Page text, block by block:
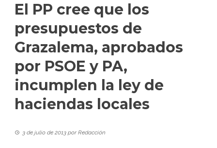
El PP cree que los
presupuestos de
Grazalema, aprobados
por PSOE y PA,
incumplen la ley de
haciendas locales
3 de julio de 2013 porRedacción